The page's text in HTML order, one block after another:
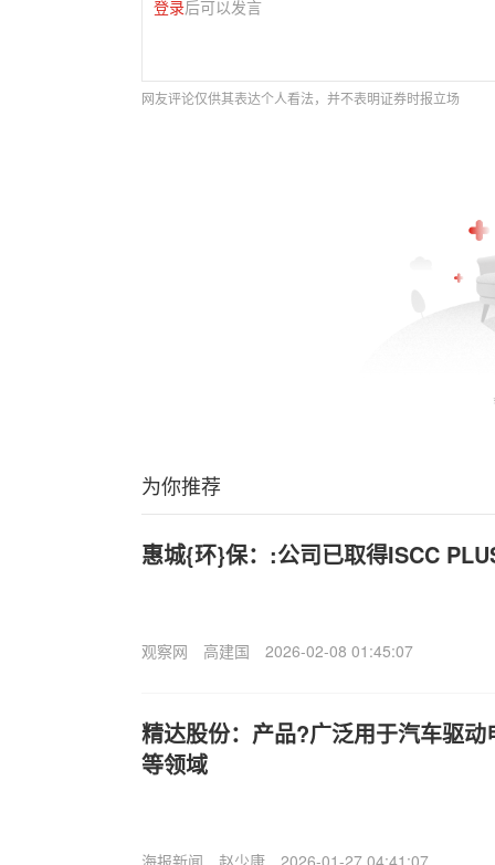
登录后可以发言
网友评论仅供其表达个人看法，并不表明证券时报立场
为你推荐
惠城{环}保：:公司已取得ISCC
观察网 高建国 2026-02-08 01:45:07
精达股份：产品?广泛用于汽车驱
等领域
海报新闻 赵少康 2026-01-27 04:41:07